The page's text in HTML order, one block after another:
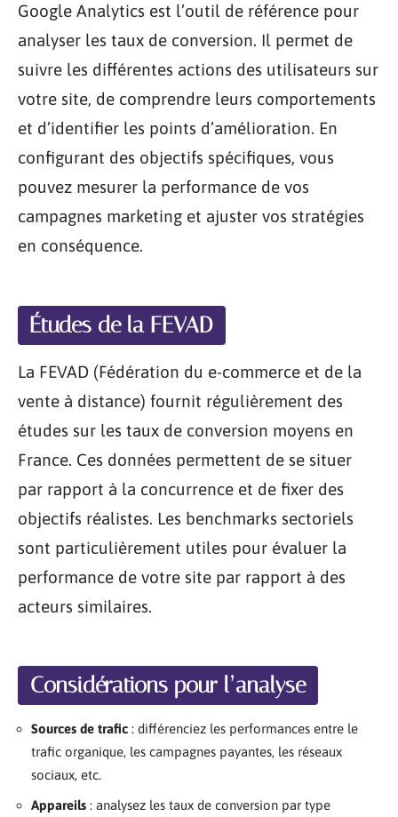
Google Analytics est l’outil de référence pour
analyser les taux de conversion. Il permet de
suivre les différentes actions des utilisateurs sur
votre site, de comprendre leurs comportements
et d’identifier les points d’amélioration. En
configurant des objectifs spécifiques, vous
pouvez mesurer la performance de vos
campagnes marketing et ajuster vos stratégies
en conséquence.
Études de la FEVAD
La FEVAD (Fédération du e-commerce et de la
vente à distance) fournit régulièrement des
études sur les taux de conversion moyens en
France. Ces données permettent de se situer
par rapport à la concurrence et de fixer des
objectifs réalistes. Les benchmarks sectoriels
sont particulièrement utiles pour évaluer la
performance de votre site par rapport à des
acteurs similaires.
Considérations pour l’analyse
Sources de trafic : différenciez les performances entre le
trafic organique, les campagnes payantes, les réseaux
sociaux, etc.
Appareils : analysez les taux de conversion par type